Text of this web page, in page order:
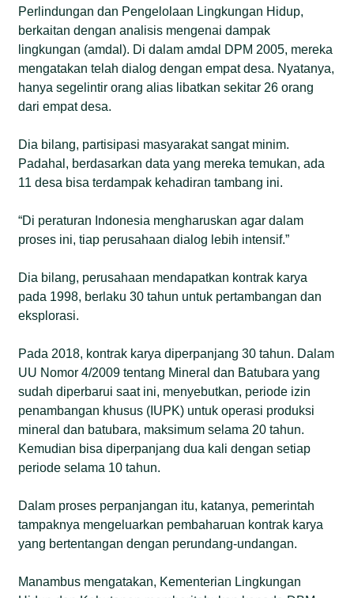
Perlindungan dan Pengelolaan Lingkungan Hidup,
berkaitan dengan analisis mengenai dampak
lingkungan (amdal). Di dalam amdal DPM 2005, mereka
mengatakan telah dialog dengan empat desa. Nyatanya,
hanya segelintir orang alias libatkan sekitar 26 orang
dari empat desa.
Dia bilang, partisipasi masyarakat sangat minim.
Padahal, berdasarkan data yang mereka temukan, ada
11 desa bisa terdampak kehadiran tambang ini.
“Di peraturan Indonesia mengharuskan agar dalam
proses ini, tiap perusahaan dialog lebih intensif.”
Dia bilang, perusahaan mendapatkan kontrak karya
pada 1998, berlaku 30 tahun untuk pertambangan dan
eksplorasi.
Pada 2018, kontrak karya diperpanjang 30 tahun. Dalam
UU Nomor 4/2009 tentang Mineral dan Batubara yang
sudah diperbarui saat ini, menyebutkan, periode izin
penambangan khusus (IUPK) untuk operasi produksi
mineral dan batubara, maksimum selama 20 tahun.
Kemudian bisa diperpanjang dua kali dengan setiap
periode selama 10 tahun.
Dalam proses perpanjangan itu, katanya, pemerintah
tampaknya mengeluarkan pembaharuan kontrak karya
yang bertentangan dengan perundang-undangan.
Manambus mengatakan, Kementerian Lingkungan